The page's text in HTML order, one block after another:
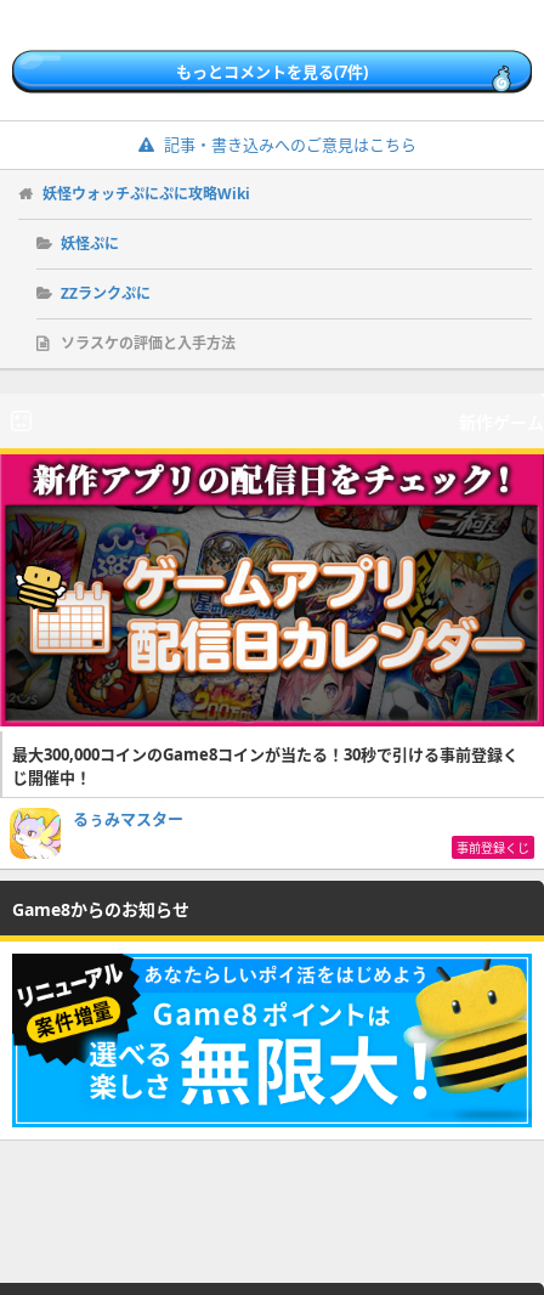
もっとコメントを見る(7件)
記事・書き込みへのご意見はこちら
妖怪ウォッチぷにぷに攻略Wiki
妖怪ぷに
ZZランクぷに
ソラスケの評価と入手方法
最大300,000コインのGame8コインが当たる！30秒で引ける事前登録く
じ開催中！
るぅみマスター
事前登録くじ
Game8からのお知らせ